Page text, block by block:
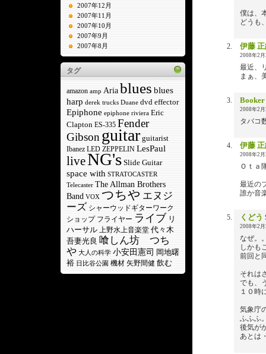
2007年12月
2007年11月
2007年10月
2007年9月
2007年8月
タグ
amazon amp Aria blues blues
harp derek trucks Duane dvd effector
Epiphone epiphone riviera Eric
Clapton ES-335 Fender
Gibson guitar guitarist
Ibanez LED ZEPPELIN LesPaul
liveNG's Slide Guitar
space with STRATOCASTER
Telecaster The Allman Brothers
Band VOX つちや エヌジ
ーズ シャーウッドギターワーク
ショップ フライヤー ライブ リ
ハーサル 上野水上音楽堂 代々木
吾妻光良 喰しん坊 つち
や 大人の科学 小安田憲司 岡地曙
裕 日比谷公園 機材 矢野間健 飲む
僕は、
どうも
伊藤
2008年2
最近、
まぁ、
Booker
2008年2
タバコ
伊藤
2008年2
Ｏｔａ
最近の
誰か音
くどう
2008年2
なぜ。
しかも
前回と
それは
でも、
１０時
気象庁
ふふふ
後気が
あとは